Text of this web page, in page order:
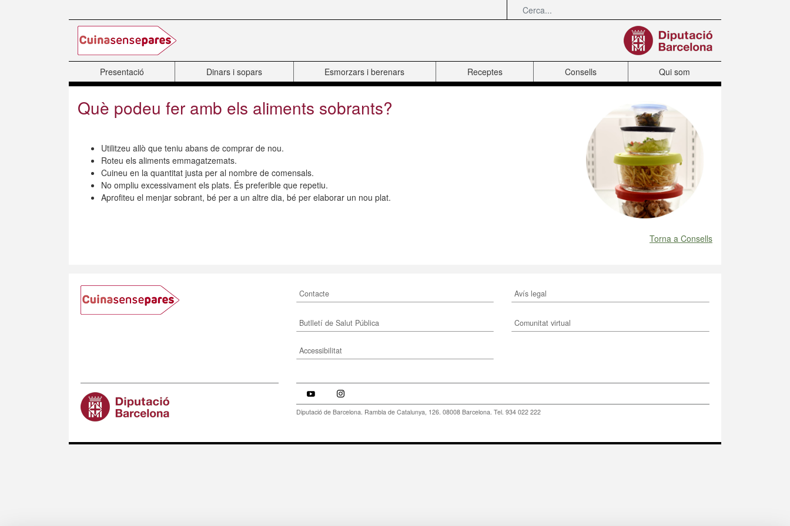
Presentació Dinars i sopars Esmorzars i berenars Receptes Consells Qui som
Què podeu fer amb els aliments sobrants?
Utilitzeu allò que teniu abans de comprar de nou.
Roteu els aliments emmagatzemats.
Cuineu en la quantitat justa per al nombre de comensals.
No ompliu excessivament els plats. És preferible que repetiu.
Aprofiteu el menjar sobrant, bé per a un altre dia, bé per elaborar un nou plat.
Torna a Consells
Contacte Avís legal
Butlletí de Salut Pública Comunitat virtual
Accessibilitat
Diputació de Barcelona. Rambla de Catalunya, 126. 08008 Barcelona. Tel. 934 022 222